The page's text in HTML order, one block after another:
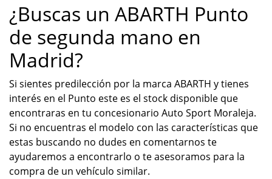
¿Buscas un ABARTH Punto
de segunda mano en
Madrid?
Si sientes predilección por la marca ABARTH y tienes
interés en el Punto este es el stock disponible que
encontraras en tu concesionario Auto Sport Moraleja.
Si no encuentras el modelo con las características que
estas buscando no dudes en comentarnos te
ayudaremos a encontrarlo o te asesoramos para la
compra de un vehículo similar.